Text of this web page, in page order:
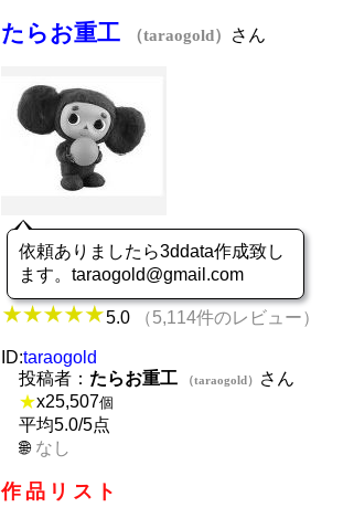
たらお重工 （taraogold） さん
依頼ありましたら3ddata作成致し
ます。taraogold@gmail.com
5.0 （5,114件のレビュー）
ID:taraogold
投稿者： たらお重工 （taraogold）
さん
★x25,507個
平均5.0/5点
なし
作品リスト